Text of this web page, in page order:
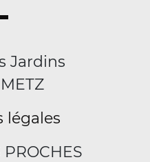
Jardins
légales
PROCHES